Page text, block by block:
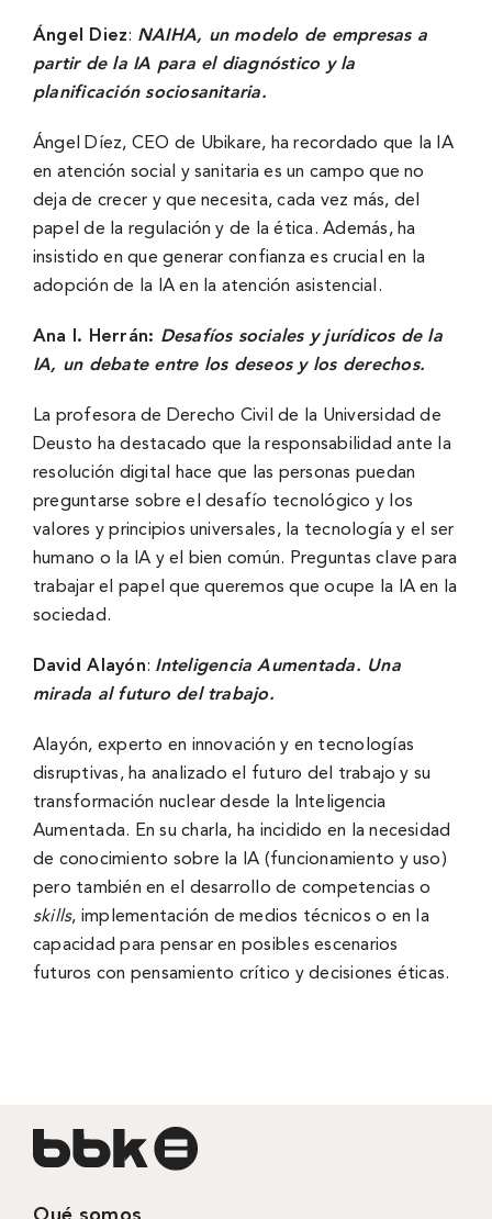
Ángel Diez: NAIHA, un modelo de empresas a
partir de la IA para el diagnóstico y la
planificación sociosanitaria.
Ángel Díez, CEO de Ubikare, ha recordado que la IA
en atención social y sanitaria es un campo que no
deja de crecer y que necesita, cada vez más, del
papel de la regulación y de la ética. Además, ha
insistido en que generar confianza es crucial en la
adopción de la IA en la atención asistencial.
Ana I. Herrán: Desafíos sociales y jurídicos de la
IA, un debate entre los deseos y los derechos.
La profesora de Derecho Civil de la Universidad de
Deusto ha destacado que la responsabilidad ante la
resolución digital hace que las personas puedan
preguntarse sobre el desafío tecnológico y los
valores y principios universales, la tecnología y el ser
humano o la IA y el bien común. Preguntas clave para
trabajar el papel que queremos que ocupe la IA en la
sociedad.
David Alayón: Inteligencia Aumentada. Una
mirada al futuro del trabajo.
Alayón, experto en innovación y en tecnologías
disruptivas, ha analizado el futuro del trabajo y su
transformación nuclear desde la Inteligencia
Aumentada. En su charla, ha incidido en la necesidad
de conocimiento sobre la IA (funcionamiento y uso)
pero también en el desarrollo de competencias o
skills, implementación de medios técnicos o en la
capacidad para pensar en posibles escenarios
futuros con pensamiento crítico y decisiones éticas.